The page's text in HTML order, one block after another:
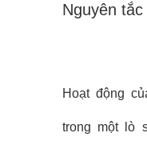
Nguyên
Hoạt động
trong một lò